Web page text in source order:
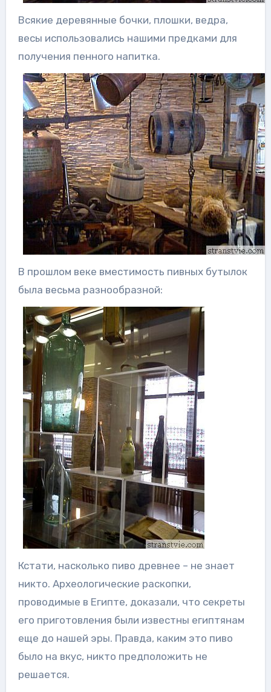
Всякие деревянные бочки, плошки, ведра,
весы использовались нашими предками для
получения пенного напитка.
В прошлом веке вместимость пивных бутылок
была весьма разнообразной:
Кстати, насколько пиво древнее – не знает
никто. Археологические раскопки,
проводимые в Египте, доказали, что секреты
его приготовления были известны египтянам
еще до нашей эры. Правда, каким это пиво
было на вкус, никто предположить не
решается.